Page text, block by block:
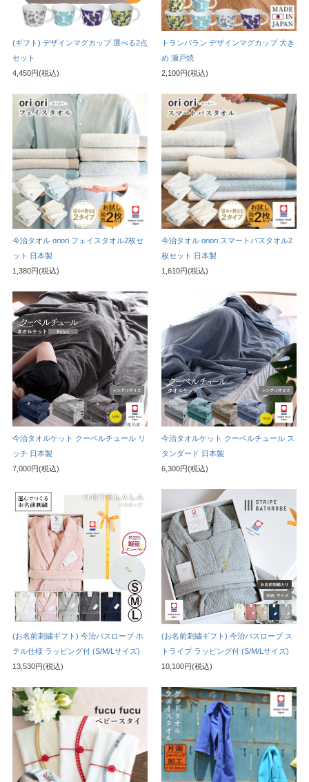
(ギフト) デザインマグカップ 選べる2点
セット
4,450円(税込)
トランパラン デザインマグカップ 大き
め 瀬戸焼
2,100円(税込)
今治タオル oriori フェイスタオル2枚セ
ット 日本製
1,380円(税込)
今治タオル oriori スマートバスタオル2
枚セット 日本製
1,610円(税込)
今治タオルケット クーベルチュール リ
ッチ 日本製
7,000円(税込)
今治タオルケット クーベルチュール ス
タンダード 日本製
6,300円(税込)
(お名前刺繍ギフト) 今治バスローブ ホ
テル仕様 ラッピング付 (S/M/Lサイズ)
13,530円(税込)
(お名前刺繍ギフト) 今治バスローブ ス
トライプ ラッピング付 (S/M/Lサイズ)
10,100円(税込)